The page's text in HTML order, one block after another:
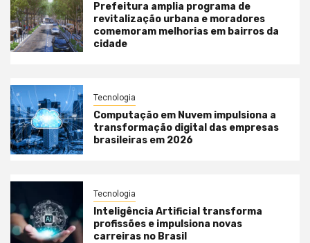
Prefeitura amplia programa de
revitalização urbana e moradores
comemoram melhorias em bairros da
cidade
Tecnologia
Computação em Nuvem impulsiona a
transformação digital das empresas
brasileiras em 2026
Tecnologia
Inteligência Artificial transforma
profissões e impulsiona novas
carreiras no Brasil